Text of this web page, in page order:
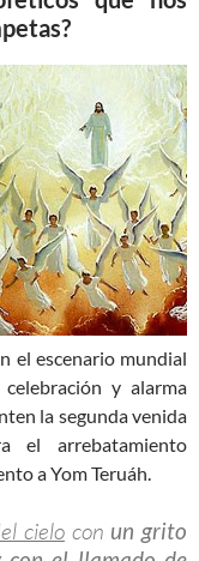
el escenario mundial
y alarma
la segunda venida
el arrebatamiento
a Yom Teruáh.
cielo con un grito